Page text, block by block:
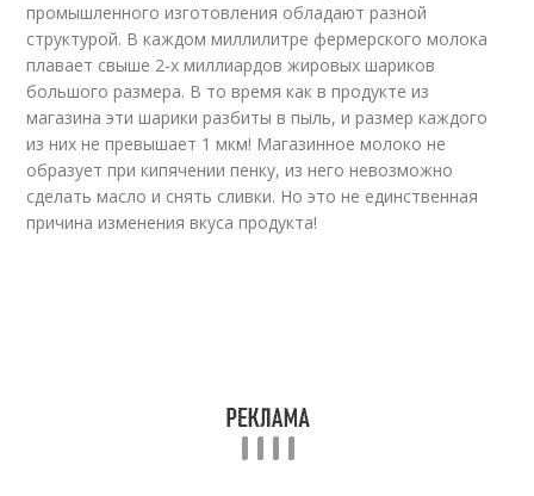
промышленного изготовления обладают разной
структурой. В каждом миллилитре фермерского молока
плавает свыше 2-х миллиардов жировых шариков
большого размера. В то время как в продукте из
магазина эти шарики разбиты в пыль, и размер каждого
из них не превышает 1 мкм! Магазинное молоко не
образует при кипячении пенку, из него невозможно
сделать масло и снять сливки. Но это не единственная
причина изменения вкуса продукта!